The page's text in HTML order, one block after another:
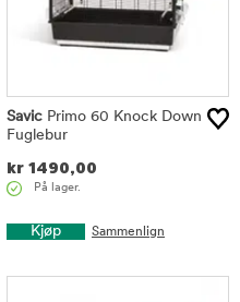
Savic Primo 60 Knock Down
Fuglebur
kr 1490,00
På lager.
Kjøp Sammenlign